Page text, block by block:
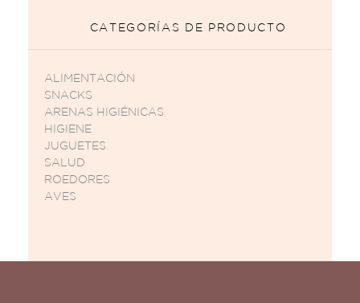
CATEGORÍAS DE PRODUCTO
ALIMENTACIÓN
SNACKS
ARENAS HIGIÉNICAS
HIGIENE
JUGUETES
SALUD
ROEDORES
AVES